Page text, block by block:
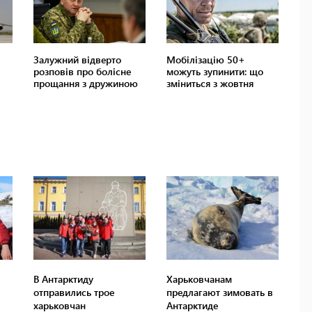
В Антарктиду
отправились трое
харьковчан
Харьковчанам
предлагают зимовать в
Антарктиде